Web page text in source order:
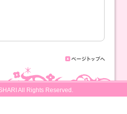
All Rights Reserved.